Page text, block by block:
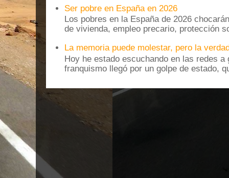
Ser pobre en España en 2026
Los pobres en la España de 2026
de vivienda, empleo precario, protección
La memoria puede molestar, pero la
Hoy he estado escuchando en las redes a
franquismo llegó por un golpe de estado,